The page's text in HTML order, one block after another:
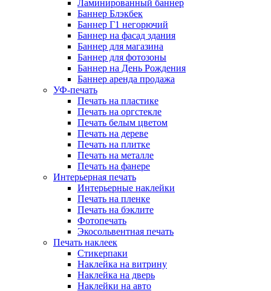
Ламинированный баннер
Баннер Блэкбек
Баннер Г1 негорючий
Баннер на фасад здания
Баннер для магазина
Баннер для фотозоны
Баннер на День Рождения
Баннер аренда продажа
УФ-печать
Печать на пластике
Печать на оргстекле
Печать белым цветом
Печать на дереве
Печать на плитке
Печать на металле
Печать на фанере
Интерьерная печать
Интерьерные наклейки
Печать на пленке
Печать на бэклите
Фотопечать
Экосольвентная печать
Печать наклеек
Стикерпаки
Наклейка на витрину
Наклейка на дверь
Наклейки на авто